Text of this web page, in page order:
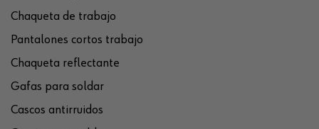
Chaqueta de trabajo
Pantalones cortos trabajo
Chaqueta reflectante
Gafas para soldar
Cascos antirruidos